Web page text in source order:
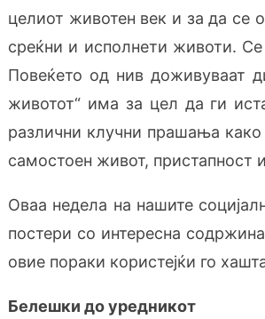
целиот животен век и за да се
среќни и исполнети животи.
Повеќето од нив доживуваат
животот“ има за цел да ги
различни клучни прашања
самостоен живот, пристапност
Оваа недела на нашите
постери со интересна
овие пораки користејќи го
Белешки до уредникот